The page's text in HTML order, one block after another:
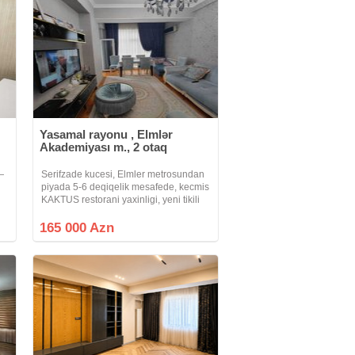
Yasamal rayonu , Elmlər
Akademiyası m., 2 otaq
Serifzade kucesi, Elmler metrosundan
piyada 5-6 deqiqelik mesafede, kecmis
KAKTUS restorani yaxinligi, yeni tikili
olan 1 otaqdan 2 otaga duzelme
165 000 Azn